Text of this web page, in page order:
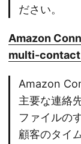
ださい。
Amazon
multi-
Amazon
主要な連絡
ファイルの
顧客のタイ